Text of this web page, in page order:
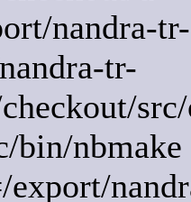
nandra-
tr-
bin/
export/